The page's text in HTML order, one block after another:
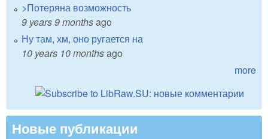
>Потеряна возможность
9 years 9 monthsago
Ну там, хм, оно ругается на
10 years 10 monthsago
more
Новые публикации